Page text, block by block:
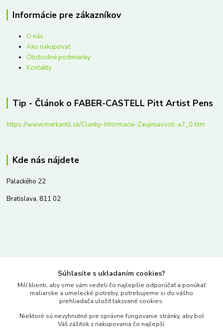
Informácie pre zákazníkov
O nás
Ako nakupovať
Obchodné podmienky
Kontakty
Tip - Článok o FABER-CASTELL Pitt Artist Pens
https://www.merkantil.sk/Clanky-Informacie-Zaujimavosti-a7_0.htm
Kde nás nájdete
Palackého 22
Bratislava, 811 02
www.merkantil.sk
Pondelok-Piatok: 9.00-17.00hod.
Súhlasíte s ukladaním cookies?
Milí klienti, aby sme vám vedeli čo najlepšie odporúčať a ponúkať
maliarske a umelecké potreby, potrebujeme si do vášho
prehliadača uložiť takzvané cookies.
Niektoré sú nevyhnutné pre správne fungovanie stránky, aby bol
Váš zážitok z nakupovania čo najlepší.